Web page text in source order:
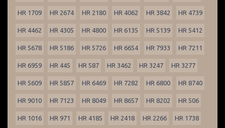
HR 1709 HR 2674 HR 2180 HR 4062 HR 3842 HR 4739
HR 4462 HR 4305 HR 4800 HR 6135 HR 5139 HR 5412
HR 5678 HR 5186 HR 5726 HR 6654 HR 7933 HR 7211
HR 6959 HR 445 HR 587 HR 3462 HR 3247 HR 3277
HR 5609 HR 5857 HR 6469 HR 7282 HR 6800 HR 8740
HR 9010 HR 7123 HR 8049 HR 8657 HR 8202 HR 506
HR 1016 HR 971 HR 4185 HR 2418 HR 2266 HR 1738